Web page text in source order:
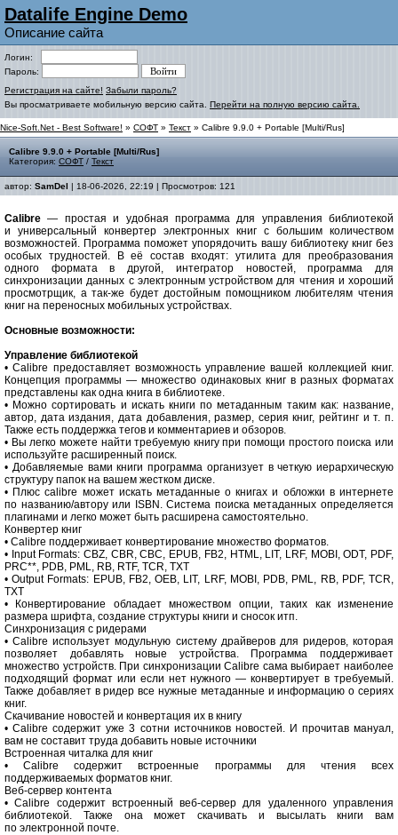
Datalife Engine Demo
Описание сайта
Логин:
Пароль:
Регистрация на сайте! Забыли пароль?
Вы просматриваете мобильную версию сайта. Перейти на полную версию сайта.
Nice-Soft.Net - Best Software! » СОФТ » Текст » Calibre 9.9.0 + Portable [Multi/Rus]
Calibre 9.9.0 + Portable [Multi/Rus]
Категория: СОФТ / Текст
автор: SamDel | 18-06-2026, 22:19 | Просмотров: 121
Calibre — простая и удобная программа для управления библиотекой
и универсальный конвертер электронных книг с большим количеством
возможностей. Программа поможет упорядочить вашу библиотеку книг без
особых трудностей. В её состав входят: утилита для преобразования
одного формата в другой, интегратор новостей, программа для
синхронизации данных с электронным устройством для чтения и хороший
просмотрщик, а так-же будет достойным помощником любителям чтения
книг на переносных мобильных устройствах.
Основные возможности:
Управление библиотекой
• Calibre предоставляет возможность управление вашей коллекцией книг.
Концепция программы — множество одинаковых книг в разных форматах
представлены как одна книга в библиотеке.
• Можно сортировать и искать книги по метаданным таким как: название,
автор, дата издания, дата добавления, размер, серия книг, рейтинг и т. п.
Также есть поддержка тегов и комментариев и обзоров.
• Вы легко можете найти требуемую книгу при помощи простого поиска или
используйте расширенный поиск.
• Добавляемые вами книги программа организует в четкую иерархическую
структуру папок на вашем жестком диске.
• Плюс calibre может искать метаданные о книгах и обложки в интернете
по названию/автору или ISBN. Система поиска метаданных определяется
плагинами и легко может быть расширена самостоятельно.
Конвертер книг
• Calibre поддерживает конвертирование множество форматов.
• Input Formats: CBZ, CBR, CBC, EPUB, FB2, HTML, LIT, LRF, MOBI, ODT, PDF,
PRC**, PDB, PML, RB, RTF, TCR, TXT
• Output Formats: EPUB, FB2, OEB, LIT, LRF, MOBI, PDB, PML, RB, PDF, TCR,
TXT
• Конвертирование обладает множеством опции, таких как изменение
размера шрифта, создание структуры книги и сносок итп.
Синхронизация с ридерами
• Calibre использует модульную систему драйверов для ридеров, которая
позволяет добавлять новые устройства. Программа поддерживает
множество устройств. При синхронизации Calibre сама выбирает наиболее
подходящий формат или если нет нужного — конвертирует в требуемый.
Также добавляет в ридер все нужные метаданные и информацию о сериях
книг.
Скачивание новостей и конвертация их в книгу
• Calibre содержит уже 3 сотни источников новостей. И прочитав мануал,
вам не составит труда добавить новые источники
Встроенная читалка для книг
• Calibre содержит встроенные программы для чтения всех
поддерживаемых форматов книг.
Веб-сервер контента
• Calibre содержит встроенный веб-сервер для удаленного управления
библиотекой. Также она может скачивать и высылать книги вам
по электронной почте.